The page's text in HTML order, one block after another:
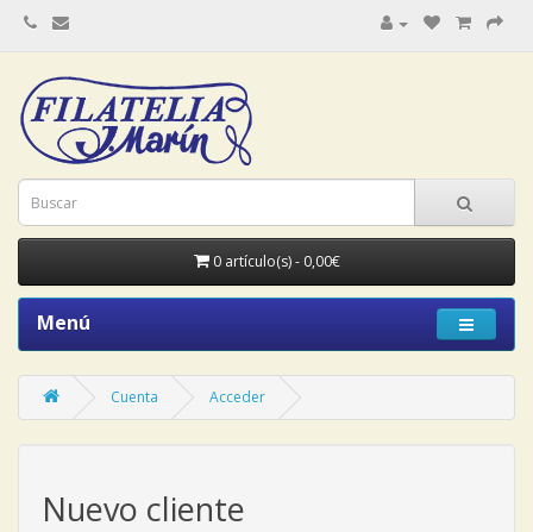
0 artículo(s) - 0,00€
Menú
Cuenta Acceder
Nuevo cliente